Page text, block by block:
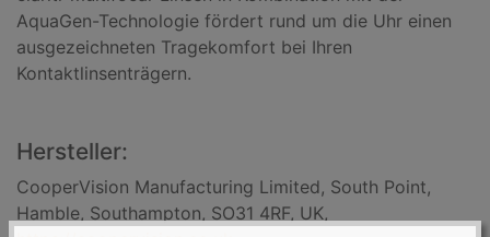
AquaGen-Technologie fördert rund um die Uhr einen
ausgezeichneten Tragekomfort bei Ihren
Kontaktlinsenträgern.
Hersteller:
CooperVision Manufacturing Limited, South Point,
Hamble, Southampton, SO31 4RF, UK,